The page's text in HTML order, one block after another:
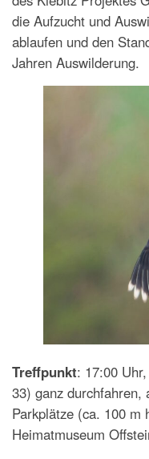
die Aufzucht und
ablaufen und den
Jahren Auswilderung.
Treffpunkt: 17:00
33) ganz durchfahren,
Parkplätze (ca. 100 m
Heimatmuseum